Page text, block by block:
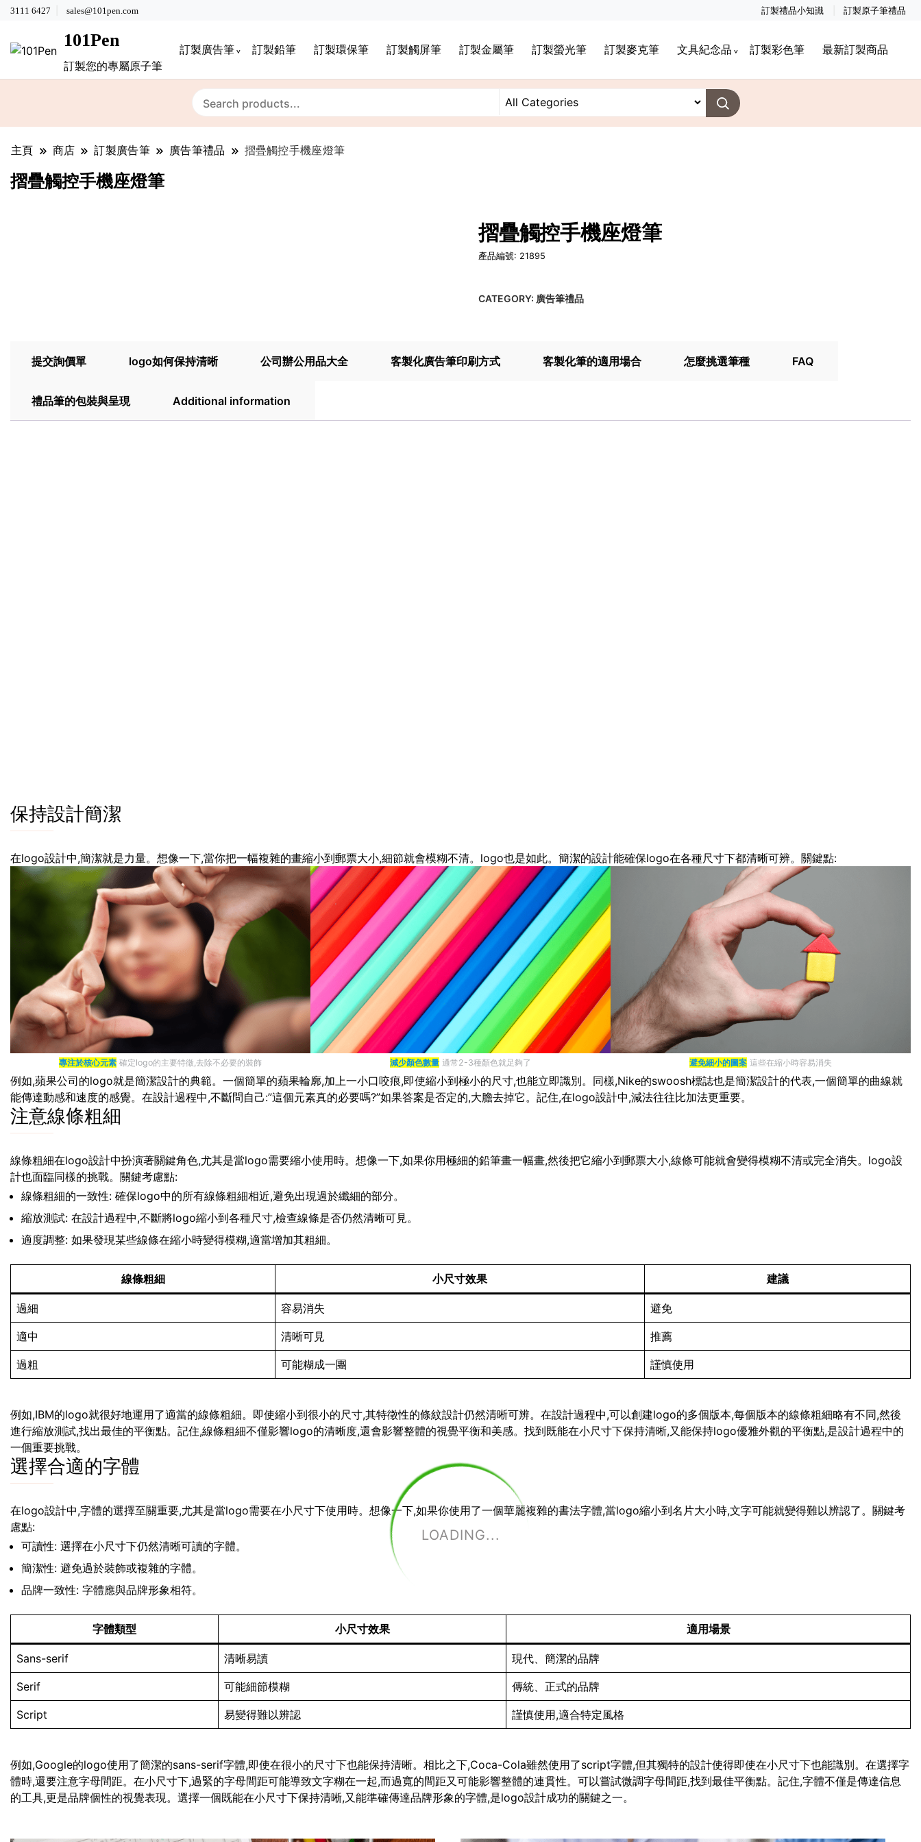
3111 6427 sales@101pen.com 訂製禮品小知識 訂製原子筆禮品
101Pen
訂製您的專屬原子筆
訂製廣告筆 訂製鉛筆 訂製環保筆 訂製觸屏筆 訂製金屬筆 訂製螢光筆 訂製麥克筆 文具紀念品 訂製彩色筆 最新訂製商品
主頁 商店 訂製廣告筆 廣告筆禮品 摺疊觸控手機座燈筆
摺疊觸控手機座燈筆
LOADING...
摺疊觸控手機座燈筆
產品編號: 21895
CATEGORY: 廣告筆禮品
提交詢價單 logo如何保持清晰 公司辦公用品大全 客製化廣告筆印刷方式 客製化筆的適用場合 怎麼挑選筆種 FAQ
禮品筆的包裝與呈現 Additional information
保持設計簡潔
在logo設計中,簡潔就是力量。想像一下,當你把一幅複雜的畫縮小到郵票大小,細節就會模糊不清。logo也是如此。簡潔的設計能確保logo在各種尺寸下都清晰可辨。關鍵點:
專注於核心元素 確定logo的主要特徵,去除不必要的裝飾 減少顏色數量 通常2-3種顏色就足夠了 避免細小的圖案 這些在縮小時容易消失
例如,蘋果公司的logo就是簡潔設計的典範。一個簡單的蘋果輪廓,加上一小口咬痕,即使縮小到極小的尺寸,也能立即識別。同樣,Nike的swoosh標誌也是簡潔設計的代表,一個簡單的曲線就
能傳達動感和速度的感覺。在設計過程中,不斷問自己:”這個元素真的必要嗎?”如果答案是否定的,大膽去掉它。記住,在logo設計中,減法往往比加法更重要。
注意線條粗細
線條粗細在logo設計中扮演著關鍵角色,尤其是當logo需要縮小使用時。想像一下,如果你用極細的鉛筆畫一幅畫,然後把它縮小到郵票大小,線條可能就會變得模糊不清或完全消失。logo設
計也面臨同樣的挑戰。關鍵考慮點:
線條粗細的一致性: 確保logo中的所有線條粗細相近,避免出現過於纖細的部分。
縮放測試: 在設計過程中,不斷將logo縮小到各種尺寸,檢查線條是否仍然清晰可見。
適度調整: 如果發現某些線條在縮小時變得模糊,適當增加其粗細。
線條粗細 小尺寸效果 建議
過細 容易消失 避免
適中 清晰可見 推薦
過粗 可能糊成一團 謹慎使用
例如,IBM的logo就很好地運用了適當的線條粗細。即使縮小到很小的尺寸,其特徵性的條紋設計仍然清晰可辨。在設計過程中,可以創建logo的多個版本,每個版本的線條粗細略有不同,然後
進行縮放測試,找出最佳的平衡點。記住,線條粗細不僅影響logo的清晰度,還會影響整體的視覺平衡和美感。找到既能在小尺寸下保持清晰,又能保持logo優雅外觀的平衡點,是設計過程中的
一個重要挑戰。
選擇合適的字體
在logo設計中,字體的選擇至關重要,尤其是當logo需要在小尺寸下使用時。想像一下,如果你使用了一個華麗複雜的書法字體,當logo縮小到名片大小時,文字可能就變得難以辨認了。關鍵考
慮點:
可讀性: 選擇在小尺寸下仍然清晰可讀的字體。
簡潔性: 避免過於裝飾或複雜的字體。
品牌一致性: 字體應與品牌形象相符。
字體類型 小尺寸效果 適用場景
Sans-serif 清晰易讀 現代、簡潔的品牌
Serif 可能細節模糊 傳統、正式的品牌
Script 易變得難以辨認 謹慎使用,適合特定風格
例如,Google的logo使用了簡潔的sans-serif字體,即使在很小的尺寸下也能保持清晰。相比之下,Coca-Cola雖然使用了script字體,但其獨特的設計使得即使在小尺寸下也能識別。在選擇字
體時,還要注意字母間距。在小尺寸下,過緊的字母間距可能導致文字糊在一起,而過寬的間距又可能影響整體的連貫性。可以嘗試微調字母間距,找到最佳平衡點。記住,字體不僅是傳達信息
的工具,更是品牌個性的視覺表現。選擇一個既能在小尺寸下保持清晰,又能準確傳達品牌形象的字體,是logo設計成功的關鍵之一。